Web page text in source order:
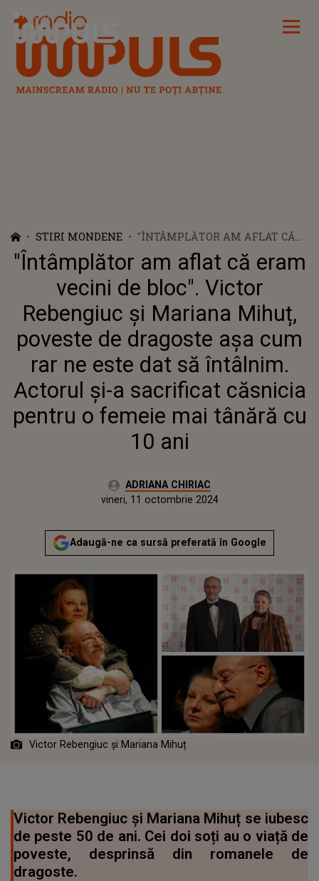
Radio Impuls
STIRI MONDENE
"ÎNTÂMPLĂTOR AM AFLAT CĂ
ERAM VECINI DE BLOC". VICTOR
REBENGIUC ȘI MARIANA
MIHUȚ, POVESTE DE DRAGOSTE
AȘA CUM RAR NE ESTE DAT SĂ
ÎNTÂLNIM. ACTORUL ȘI-A
SACRIFICAT CĂSNICIA PENTRU
O FEMEIE MAI TÂNĂRĂ CU 10
ANI
"Întâmplător am aflat că eram
vecini de bloc". Victor
Rebengiuc și Mariana Mihuț,
poveste de dragoste așa cum
rar ne este dat să întâlnim.
Actorul și-a sacrificat căsnicia
pentru o femeie mai tânără cu
10 ani
Autor:ADRIANA CHIRIAC
miercuri, 11 octombrie 2023
Actualizat:
vineri, 11 octombrie 2024
Adaugă-ne ca sursă preferată în Google
Victor Rebengiuc și Mariana Mihuț
Victor Rebengiuc și Mariana Mihuț se iubesc
de peste 50 de ani. Cei doi soți au o viață de
poveste, desprinsă din romanele de
dragoste.